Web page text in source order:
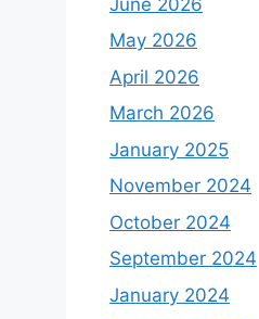
May 2026
April 2026
March 2026
January 2025
November 2024
October 2024
September 2024
January 2024